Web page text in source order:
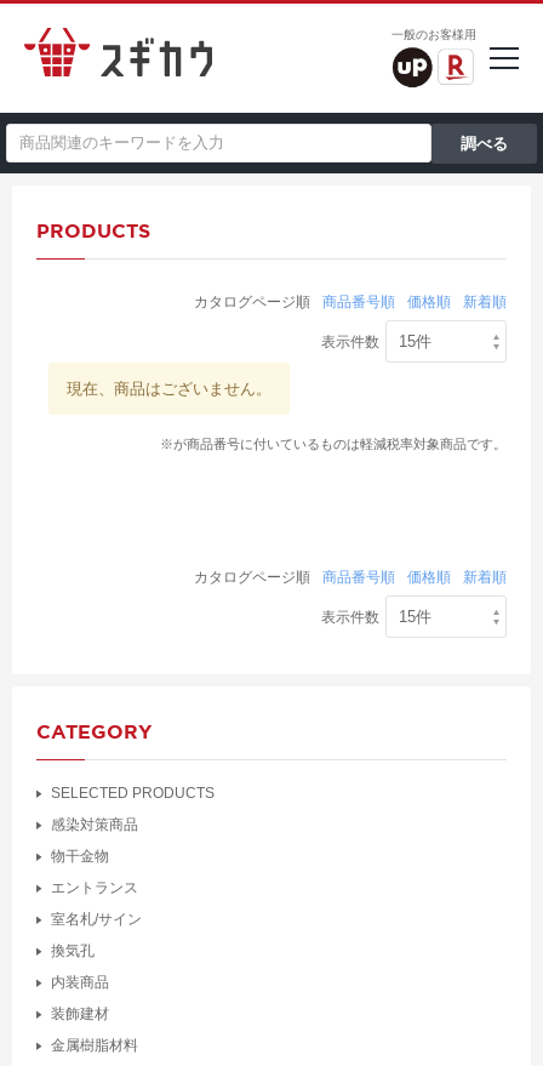
一般のお客様用
PRODUCTS
カタログページ順 商品番号順 価格順 新着順
表示件数
現在、商品はございません。
※が商品番号に付いているものは軽減税率対象商品です。
カタログページ順 商品番号順 価格順 新着順
表示件数
CATEGORY
SELECTED PRODUCTS
感染対策商品
物干金物
エントランス
室名札/サイン
換気孔
内装商品
装飾建材
金属樹脂材料